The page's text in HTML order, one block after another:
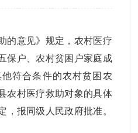
的意见》规定，农村医疗
保户、农村贫困户家庭成
符合条件的农村贫困农
农村医疗救助对象的具体
报同级人民政府批准。